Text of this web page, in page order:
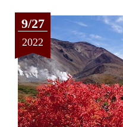
9/27
2022